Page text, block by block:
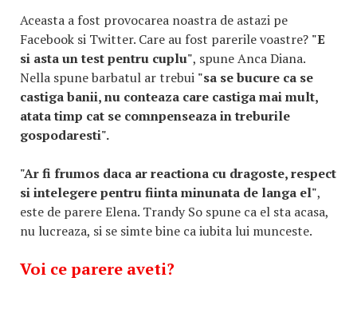
Aceasta a fost provocarea noastra de astazi pe
Facebook si Twitter. Care au fost parerile voastre? "E
si asta un test pentru cuplu", spune Anca Diana.
Nella spune barbatul ar trebui "sa se bucure ca se
castiga banii, nu conteaza care castiga mai mult,
atata timp cat se comnpenseaza in treburile
gospodaresti".
"Ar fi frumos daca ar reactiona cu dragoste, respect
si intelegere pentru fiinta minunata de langa el",
este de parere Elena. Trandy So spune ca el sta acasa,
nu lucreaza, si se simte bine ca iubita lui munceste.
Voi ce parere aveti?